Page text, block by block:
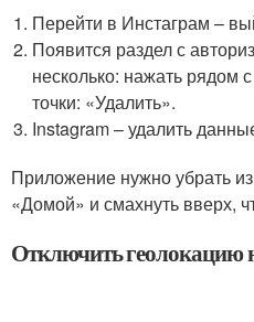
Перейти в Инстаграм –
Появится раздел с
несколько: нажать рядом
точки: «Удалить».
Instagram – удалить
Приложение нужно убрать
«Домой» и смахнуть вверх,
Отключить геолокацию